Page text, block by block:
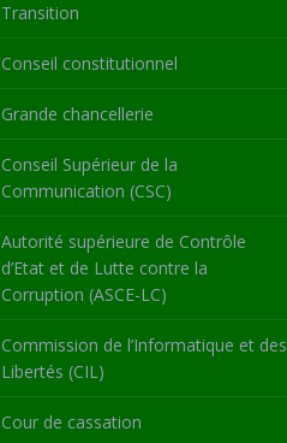
Transition
Conseil constitutionnel
Grande chancellerie
Conseil Supérieur de la
Communication (CSC)
Autorité supérieure de Contrôle
d’Etat et de Lutte contre la
Corruption (ASCE-LC)
Commission de l’Informatique et des
Libertés (CIL)
Cour de cassation